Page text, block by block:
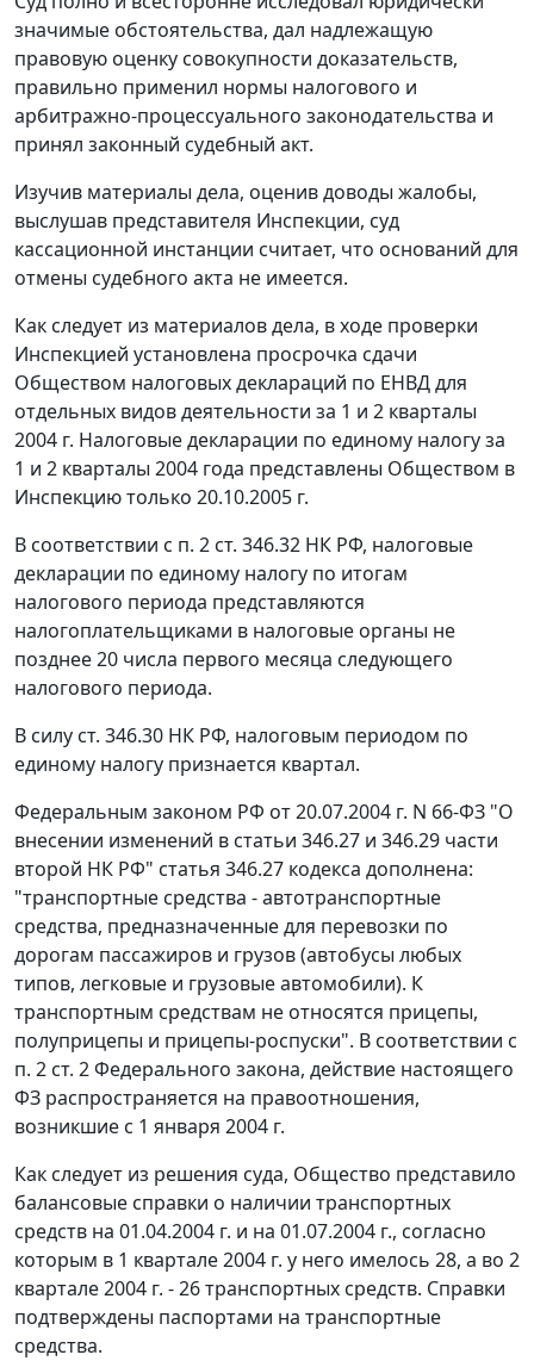
значимые обстоятельства, дал надлежащую
правовую оценку совокупности доказательств,
правильно применил нормы налогового и
арбитражно-процессуального законодательства и
принял законный судебный акт.
Изучив материалы дела, оценив доводы жалобы,
выслушав представителя Инспекции, суд
кассационной инстанции считает, что оснований для
отмены судебного акта не имеется.
Как следует из материалов дела, в ходе проверки
Инспекцией установлена просрочка сдачи
Обществом налоговых деклараций по ЕНВД для
отдельных видов деятельности за 1 и 2 кварталы
2004 г. Налоговые декларации по единому налогу за
1 и 2 кварталы 2004 года представлены Обществом в
Инспекцию только 20.10.2005 г.
В соответствии с п. 2 ст. 346.32 НК РФ, налоговые
декларации по единому налогу по итогам
налогового периода представляются
налогоплательщиками в налоговые органы не
позднее 20 числа первого месяца следующего
налогового периода.
В силу ст. 346.30 НК РФ, налоговым периодом по
единому налогу признается квартал.
Федеральным законом РФ от 20.07.2004 г. N 66-ФЗ "О
внесении изменений в статьи 346.27 и 346.29 части
второй НК РФ" статья 346.27 кодекса дополнена:
"транспортные средства - автотранспортные
средства, предназначенные для перевозки по
дорогам пассажиров и грузов (автобусы любых
типов, легковые и грузовые автомобили). К
транспортным средствам не относятся прицепы,
полуприцепы и прицепы-роспуски". В соответствии с
п. 2 ст. 2Федерального закона, действие настоящего
ФЗ распространяется на правоотношения,
возникшие с 1 января 2004 г.
Как следует из решения суда, Общество представило
балансовые справки о наличии транспортных
средств на 01.04.2004 г. и на 01.07.2004 г., согласно
которым в 1 квартале 2004 г. у него имелось 28, а во 2
квартале 2004 г. - 26 транспортных средств. Справки
подтверждены паспортами на транспортные
средства.